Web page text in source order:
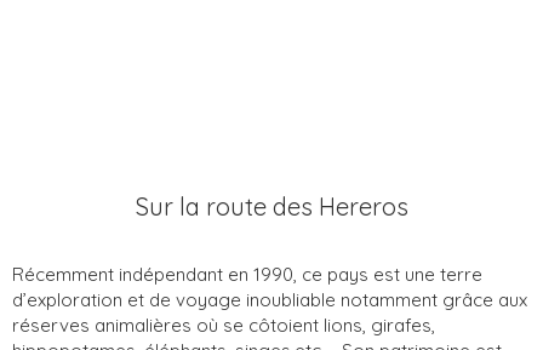
Sur la route des Hereros
Récemment indépendant en 1990, ce pays est une terre
d’exploration et de voyage inoubliable notamment grâce aux
réserves animalières où se côtoient lions, girafes,